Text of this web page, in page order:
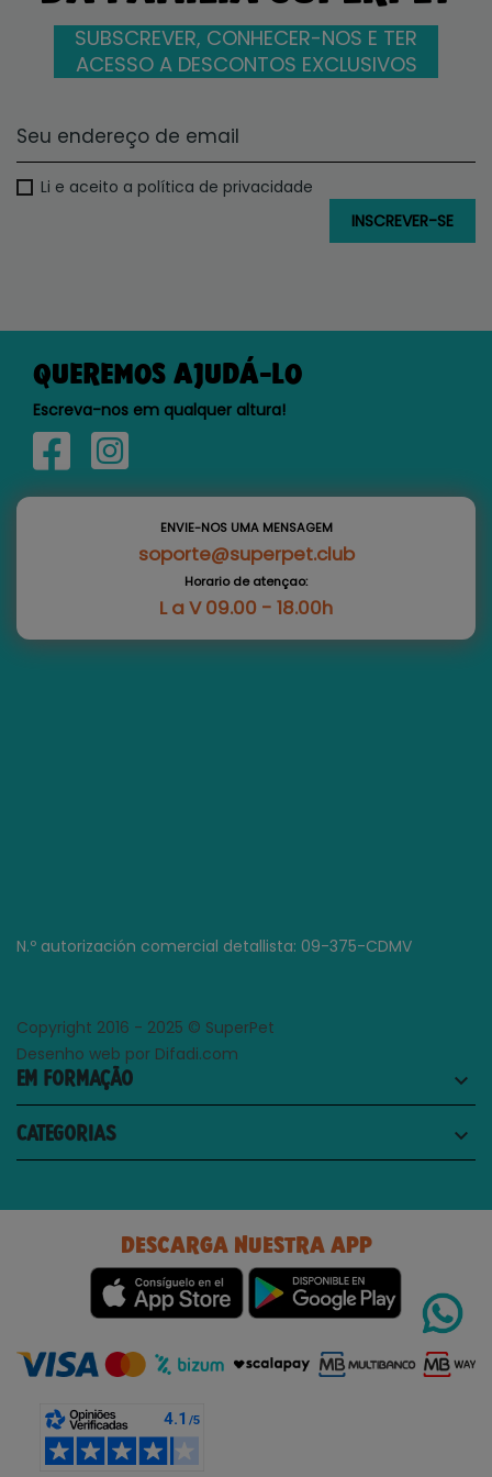
SUBSCREVER, CONHECER-NOS E TER
ACESSO A DESCONTOS EXCLUSIVOS
Li e aceito a política de privacidade
QUEREMOS AJUDÁ-LO
Escreva-nos em qualquer altura!
ENVIE-NOS UMA MENSAGEM
soporte@superpet.club
Horario de atençao:
L a V 09.00 - 18.00h
N.º autorización comercial detallista: 09-375-CDMV
Copyright 2016 - 2025 © SuperPet
Desenho web por Difadi.com
EM FORMAÇÃO keyboard_arrow_down
CATEGORIAS keyboard_arrow_down
DESCARGA NUESTRA APP